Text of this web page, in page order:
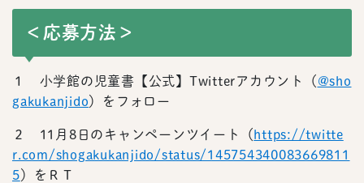
＜応募方法＞
１ 小学館の児童書【公式】Twitterアカウント（ @sho
gakukanjido）をフォロー
２ 11月8日のキャンペーンツイート（https://twitte
r.com/shogakukanjido/status/145754340083669811
5）をＲＴ